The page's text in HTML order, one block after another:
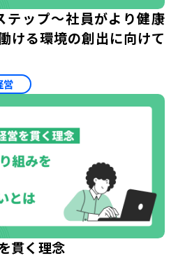
テップ～社員がより健康
ける環境の創出に向けて
営
貫く理念